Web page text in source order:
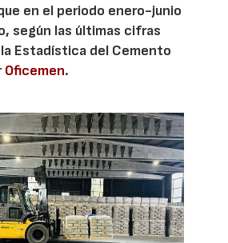
en el periodo enero-junio
según las últimas cifras
Estadística del Cemento
Oficemen.